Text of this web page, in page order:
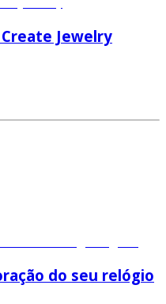
Jewelry
do seu relógio